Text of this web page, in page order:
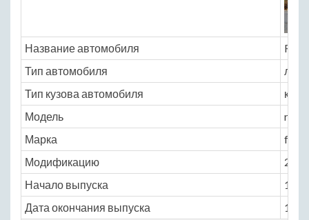
Название автомобиля
Тип автомобиля
Тип кузова автомобиля
Модель
Марка
Модификацию
2.1
Начало выпуска
1951
Дата окончания выпуска
1960